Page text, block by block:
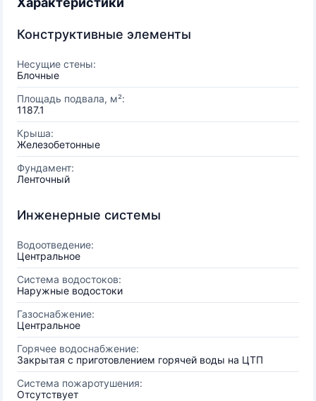
Конструктивные элементы
Несущие стены:
Блочные
Площадь подвала, м²:
1187.1
Крыша:
Железобетонные
Фундамент:
Ленточный
Инженерные системы
Водоотведение:
Центральное
Система водостоков:
Наружные водостоки
Газоснабжение:
Центральное
Горячее водоснабжение:
Закрытая с приготовлением горячей воды на ЦТП
Система пожаротушения:
Отсутствует